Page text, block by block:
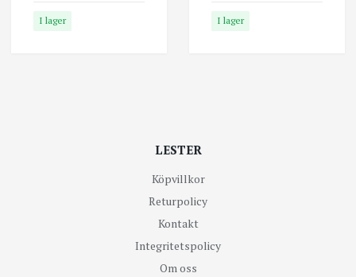
I lager I lager
LESTER
Köpvillkor
Returpolicy
Kontakt
Integritetspolicy
Om oss